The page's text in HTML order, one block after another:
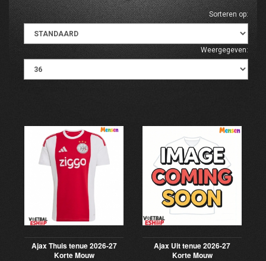
Sorteren op:
Weergegeven:
Ajax Thuis tenue 2026-27
Korte Mouw
Ajax Uit tenue 2026-27
Korte Mouw